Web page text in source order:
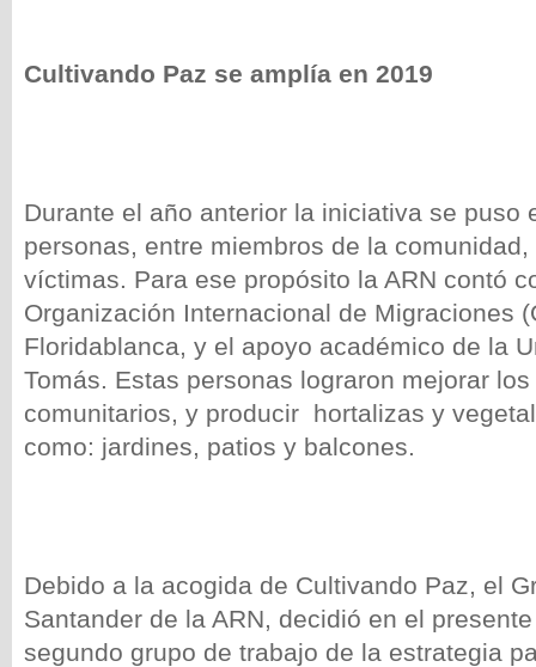
Cultivando Paz se amplía en 2019
Durante el año anterior la iniciativa se puso
personas, entre miembros de la
víctimas. Para ese propósito la ARN contó
Organización Internacional de Migraciones
Floridablanca, y el apoyo académico de la
Tomás. Estas personas lograron mejorar
comunitarios, y producir hortalizas y
como: jardines, patios y balcones.
Debido a la acogida de Cultivando Paz, el
Santander de la ARN, decidió en el
segundo grupo de trabajo de la estrategia